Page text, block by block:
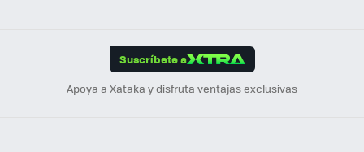
Suscríbete a
Apoya a Xataka y disfruta ventajas exclusivas